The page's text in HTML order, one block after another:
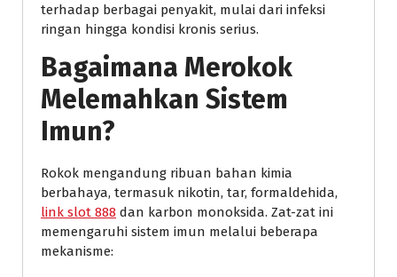
terhadap berbagai penyakit, mulai dari infeksi
ringan hingga kondisi kronis serius.
Bagaimana Merokok
Melemahkan Sistem
Imun?
Rokok mengandung ribuan bahan kimia
berbahaya, termasuk nikotin, tar, formaldehida,
link slot 888 dan karbon monoksida. Zat-zat ini
memengaruhi sistem imun melalui beberapa
mekanisme: